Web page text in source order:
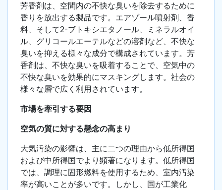
芳香剤は、空間内の不快な臭いを除去するために
香りを放出する製品です。エアゾール噴射剤、香
料、そして2-ブトキシエタノール、ミネラルオイ
ル、グリコールエーテルなどの溶剤など、不快な
臭いを抑える様々な成分で構成されています。芳
香剤は、不快な臭いを吸着することで、空気中の
不快な臭いを効果的にマスキングします。社会の
様々な層で広く利用されています。
市場を牽引する要因
空気の質に対する懸念の高まり
大気汚染の影響は、主に二つの理由から低所得国
および中所得国でより顕著になります。低所得国
では、調理に固形燃料を使用するため、室内汚染
率が高いことが多いです。しかし、国が工業化